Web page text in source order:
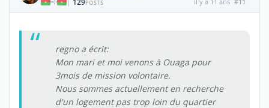
| POSTS
regno a écrit:
Mon mari et moi venons à Ouaga pour
3mois de mission volontaire.
Nous sommes actuellement en recherche
d'un logement pas trop loin du quartier